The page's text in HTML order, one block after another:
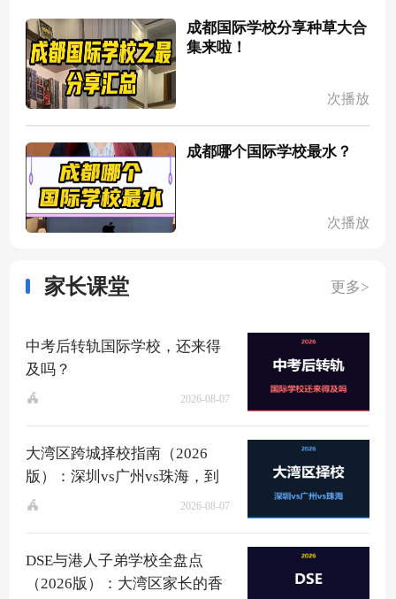
成都国际学校分享种草大合
集来啦！
次播放
成都哪个国际学校最水？
次播放
家长课堂 更多>
中考后转轨国际学校，还来得
及吗？
2026-08-07
大湾区跨城择校指南（2026
版）：深圳vs广州vs珠海，到
底该去哪？
2026-08-07
DSE与港人子弟学校全盘点
（2026版）：大湾区家长的香